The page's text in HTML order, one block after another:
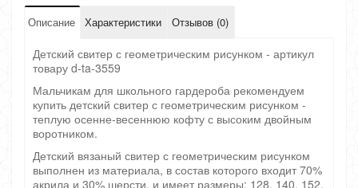
Описание Характеристики Отзывов (0)
Детский свитер с геометрическим рисунком - артикул
товару d-ta-3559
Мальчикам для школьного гардероба рекомендуем
купить детский свитер с геометрическим рисунком -
теплую осенне-весеннюю кофту с высоким двойным
воротником.
Детский вязаный свитер с геометрическим рисунком
выполнен из материала, в состав которого входит 70%
акрила и 30% шерсти, и имеет размеры: 128, 140, 152.